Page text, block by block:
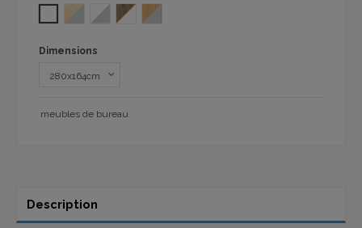
ARCE ALUMINIO 1101
BLANC / BASE GRIS YA 1101
NOYER BLANC 1101
CHÊNE -GRIS TA 1101
Dimensions
meubles de bureau
Description